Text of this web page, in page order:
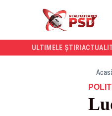
ULTIMELE ȘTIRI